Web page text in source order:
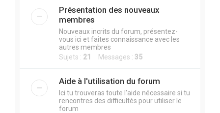
Présentation des nouveaux
membres
Nouveaux incrits du forum, présentez-
vous ici et faites connaissance avec les
autres membres
Sujets : 21 Messages : 35
Aide à l'utilisation du forum
Ici tu trouveras toute l'aide nécessaire si tu
rencontres des difficultés pour utiliser le
forum